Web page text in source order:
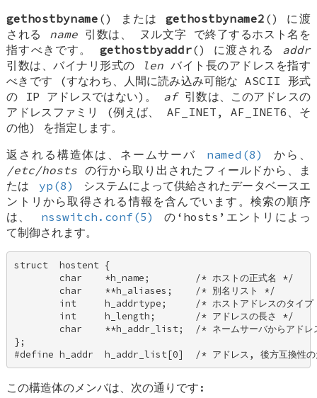
gethostbyname () またはgethostbyname2 () に渡
される name引数は、 ヌル文字 で終了するホスト名を
指すべきです。 gethostbyaddr() に渡される addr
引数は、バイナリ形式の
len バイト長のアドレスを指す
べきです (すなわち、人間に読み込み可能な ASCII 形式
の IP アドレスではない)。 af引数は、このアドレスの
アドレスファミリ (例えば、 AF_INET ,AF_INET6 、そ
の他) を指定します。
返される構造体は、ネームサーバ
named(8)
から、
/etc/hosts の行から取り出されたフィールドから、ま
たは
yp(8)
システムによって供給されたデータベースエ
ントリから取得される情報を含んでいます。検索の順序
は、
nsswitch.conf(5)
の‘hosts’エントリによっ
て制御されます。
struct  hostent {
        char    *h_name;        /* ホストの正式名 */
        char    **h_aliases;    /* 別名リスト */
int     h_addrtype;     /* ホストアドレスのタイ
        int     h_length;       /* アドレスの長さ */
char    **h_addr_list;  /* ネームサーバからアド
};
#define h_addr  h_addr_list[0]  /* アドレス, 後方互換性
この構造体のメンバは、次の通りです: